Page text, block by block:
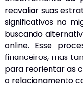
reavaliar suas
significativos na
buscando
online. Esse
financeiros, mas
para reorientar as
o relacionamento